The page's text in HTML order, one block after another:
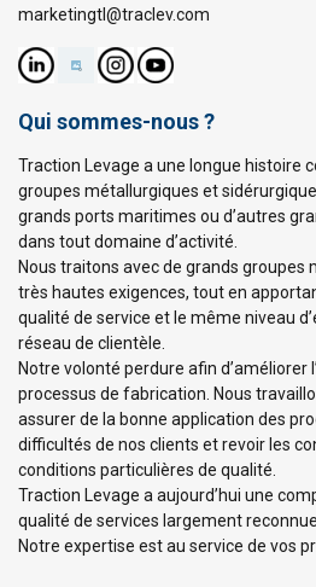
marketingtl@traclev.com
Qui sommes-nous ?
Traction Levage a une longue histoire
groupes métallurgiques et
grands ports maritimes ou d’autres
dans tout domaine d’activité.
Nous traitons avec de grands groupes
très hautes exigences, tout en
qualité de service et le même niveau
réseau de clientèle.
Notre volonté perdure afin d’améliorer
processus de fabrication. Nous
assurer de la bonne application des
difficultés de nos clients et revoir les
conditions particulières de qualité.
Traction Levage a aujourd’hui une
qualité de services largement
Notre expertise est au service de vos